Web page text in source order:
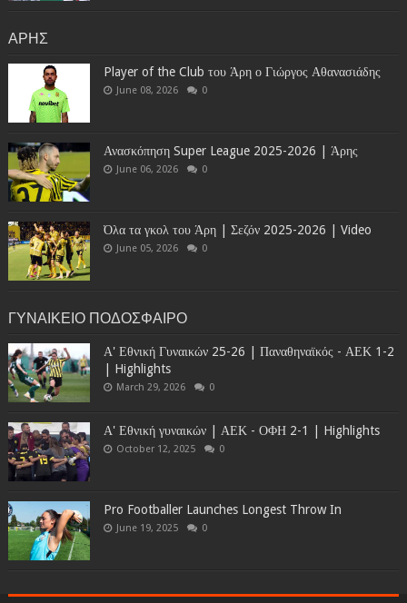
ΑΡΗΣ
Player of the Club του Άρη ο Γιώργος Αθανασιάδης
June 08, 2026 0
Ανασκόπηση Super League 2025-2026 | Άρης
June 06, 2026 0
Όλα τα γκολ του Άρη | Σεζόν 2025-2026 | Video
June 05, 2026 0
ΓΥΝΑΙΚΕΙΟ ΠΟΔΟΣΦΑΙΡΟ
Α' Εθνική Γυναικών 25-26 | Παναθηναϊκός - ΑΕΚ 1-2
| Highlights
March 29, 2026 0
Α' Εθνική γυναικών | ΑΕΚ - ΟΦΗ 2-1 | Highlights
October 12, 2025 0
Pro Footballer Launches Longest Throw In
June 19, 2025 0